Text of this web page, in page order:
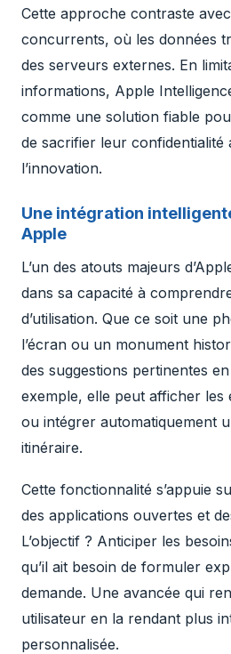
Cette approche contraste
concurrents, où les données
des serveurs externes. En
informations, Apple
comme une solution fiable
de sacrifier leur confidentialité
l’innovation.
Une intégration
Apple
L’un des atouts majeurs
dans sa capacité à
d’utilisation. Que ce soit une
l’écran ou un monument
des suggestions pertinentes
exemple, elle peut afficher les
ou intégrer automatiquement
itinéraire.
Cette fonctionnalité s’appuie
des applications ouvertes et
L’objectif ? Anticiper les
qu’il ait besoin de formuler
demande. Une avancée qui
utilisateur en la rendant plus
personnalisée.